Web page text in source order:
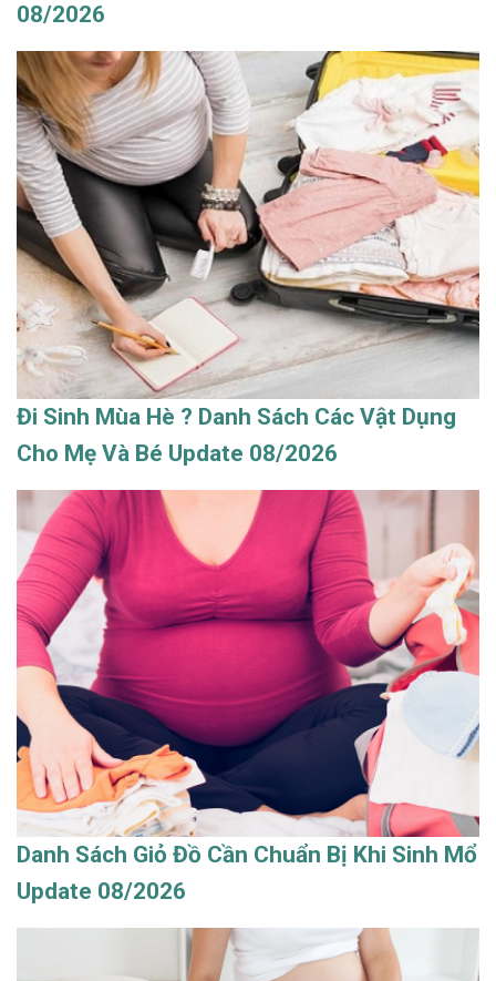
08/2026
Đi Sinh Mùa Hè ? Danh Sách Các Vật Dụng
Cho Mẹ Và Bé Update 08/2026
Danh Sách Giỏ Đồ Cần Chuẩn Bị Khi Sinh Mổ
Update 08/2026